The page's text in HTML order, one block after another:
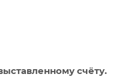
счёту.